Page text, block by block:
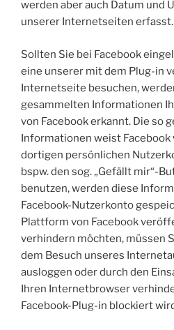
werden aber auch Datum und
unserer Internetseiten erfasst.
Sollten Sie bei Facebook
eine unserer mit dem Plug-in
Internetseite besuchen,
gesammelten Informationen
von Facebook erkannt. Die so
Informationen weist
dortigen persönlichen
bspw. den sog. „Gefällt mir“-
benutzen, werden diese
Facebook-Nutzerkonto
Plattform von Facebook
verhindern möchten, müssen
dem Besuch unseres
ausloggen oder durch den
Ihren Internetbrowser
Facebook-Plug-in blockiert